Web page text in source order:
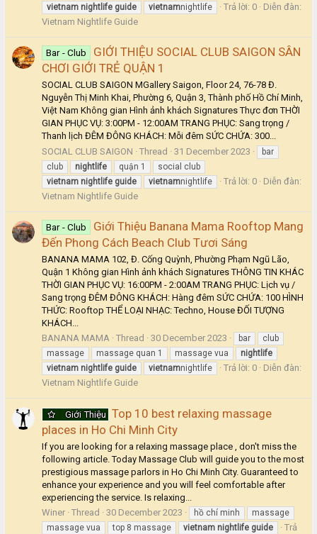
vietnam nightlife guide vietnamnightlife Trả lời: 0
Diễn đàn:
Vietnam Nightlife Guide
Bar - Club
GIỚI THIỆU SOCIAL CLUB SAIGON SÂN
CHƠI GIỚI TRẺ QUẬN 1
SOCIAL CLUB SAIGON MGallery Saigon, Floor 24, 76-78 Đ.
Nguyễn Thị Minh Khai, Phường 6, Quận 3, Thành phố Hồ Chí Minh,
Việt Nam Không gian Hình ảnh khách Signatures Thực đơn THỜI
GIAN PHỤC VỤ: 3:00PM - 12:00AM TRANG PHỤC: Sang trọng /
Thanh lịch ĐÊM ĐÔNG KHÁCH: Mỗi đêm SỨC CHỨA: 300...
SOCIAL CLUB SAIGON
Thread 31 December 2023
bar
club
nightlife quận 1
social club
vietnam nightlife guide vietnamnightlife Trả lời: 0
Diễn đàn:
Vietnam Nightlife Guide
Bar - Club
Giới Thiệu Banana Mama Rooftop Mang
Đến Phong Cách Beach Club Tươi Sáng
BANANA MAMA 102, Đ. Cống Quỳnh, Phường Phạm Ngũ Lão,
Quận 1 Không gian Hình ảnh khách Signatures THÔNG TIN KHÁC
THỜI GIAN PHỤC VỤ: 16:00PM - 2:00AM TRANG PHỤC: Lịch vụ /
Sang trọng ĐÊM ĐÔNG KHÁCH: Hàng đêm SỨC CHỨA: 100 HÌNH
THỨC: Rooftop THỂ LOẠI NHẠC: Techno, House ĐỐI TƯỢNG
KHÁCH...
BANANA MAMA Thread 30 December 2023 bar
club
massage
massage quan 1 massage vua
nightlife
vietnam nightlife guide vietnamnightlife Trả lời: 0
Diễn đàn:
Vietnam Nightlife Guide
Giới Thiệu Top 10 best relaxing massage
places in Ho Chi Minh City
If you are looking for a relaxing massage place , don't miss the
following article. Today Massage Club will guide you to the most
prestigious massage parlors in Ho Chi Minh City. Guaranteed to
enhance your experience and you will feel comfortable after
experiencing the service. Is relaxing...
Winer Thread 30 December 2023 hồ chí minh
massage
massage vua
top 8 massage vietnam nightlife guide
Trả